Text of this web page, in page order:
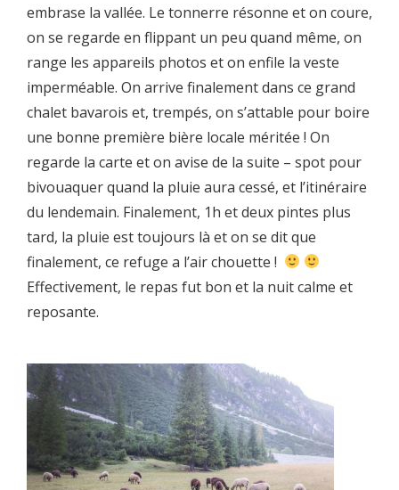
embrase la vallée. Le tonnerre résonne et on coure,
on se regarde en flippant un peu quand même, on
range les appareils photos et on enfile la veste
imperméable. On arrive finalement dans ce grand
chalet bavarois et, trempés, on s’attable pour boire
une bonne première bière locale méritée ! On
regarde la carte et on avise de la suite – spot pour
bivouaquer quand la pluie aura cessé, et l’itinéraire
du lendemain. Finalement, 1h et deux pintes plus
tard, la pluie est toujours là et on se dit que
finalement, ce refuge a l’air chouette !
Effectivement, le repas fut bon et la nuit calme et
reposante.